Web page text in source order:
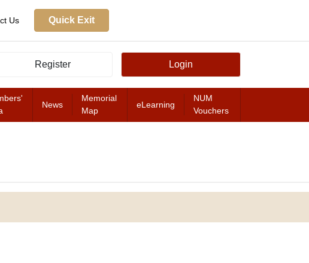
Us Quick Exit
Register Login
News
Memorial
Map
eLearning
NUM
Vouchers